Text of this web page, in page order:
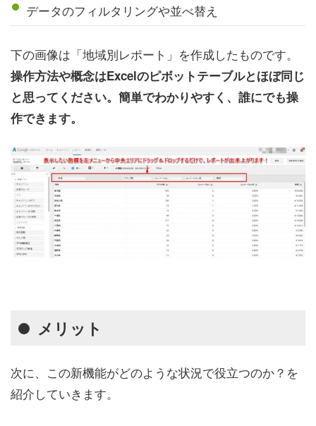
データのフィルタリングや並べ替え
下の画像は「地域別レポート」を作成したものです。
操作方法や概念はExcelのピボットテーブルとほぼ同じ
と思ってください。簡単でわかりやすく、誰にでも操
作できます。
メリット
次に、この新機能がどのような状況で役立つのか？を
紹介していきます。